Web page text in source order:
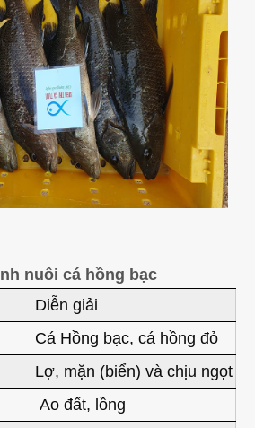
nuôi cá hồng bạc
Diễn giải
Cá Hồng bạc, cá hồng đỏ
Lợ, mặn (biển) và chịu ngọt
Ao đất, lồng